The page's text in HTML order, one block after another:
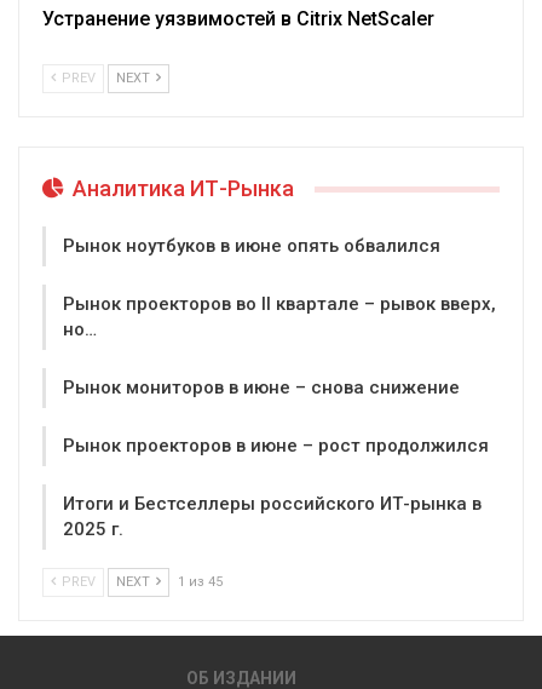
Устранение уязвимостей в Citrix NetScaler
PREV NEXT
Аналитика ИТ-Рынка
Рынок ноутбуков в июне опять обвалился
Рынок проекторов во II квартале – рывок вверх,
но…
Рынок мониторов в июне – снова снижение
Рынок проекторов в июне – рост продолжился
Итоги и Бестселлеры российского ИТ-рынка в
2025 г.
PREV NEXT 1 из 45
ОБ ИЗДАНИИ